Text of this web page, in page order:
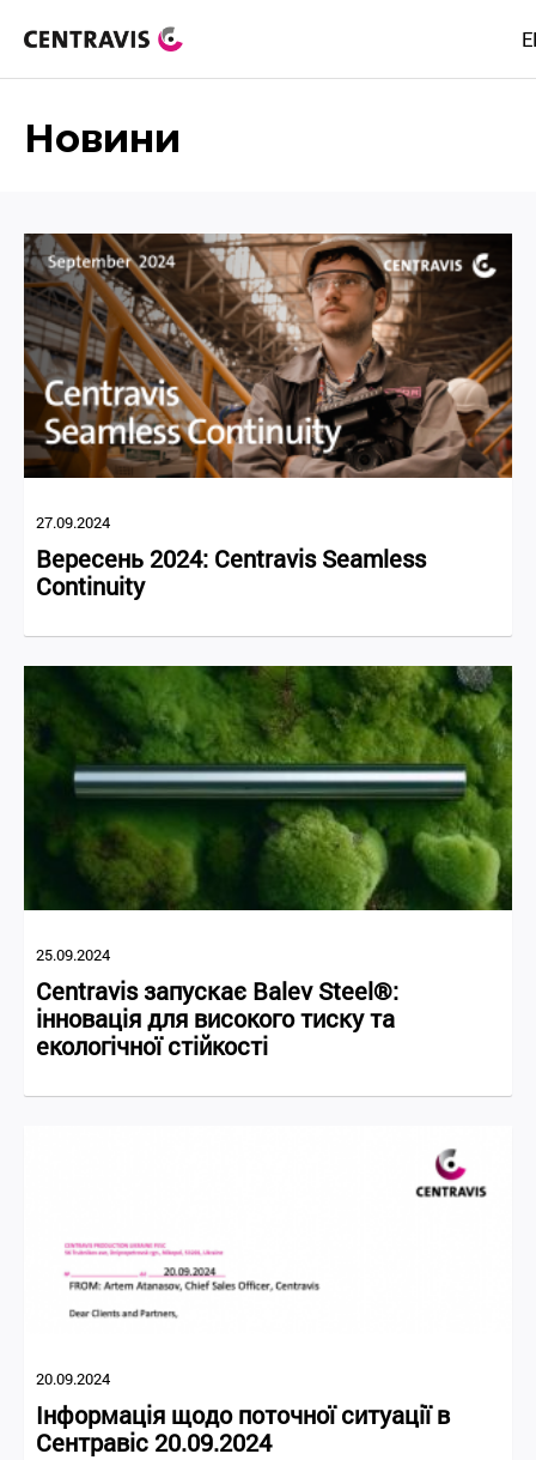
Новини
27.09.2024
Вересень 2024: Centravis Seamless
Continuity
25.09.2024
Centravis запускає Balev Steel®:
інновація для високого тиску та
екологічної стійкості
20.09.2024
Інформація щодо поточної ситуації в
Сентравіс 20.09.2024